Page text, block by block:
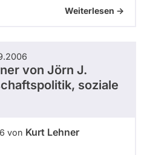
Weiterlesen ->
von Jörn J.
soziale
von Kurt Lehner